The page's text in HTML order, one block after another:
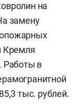
на
замену
Кремля
Работы в
тыс. рублей.